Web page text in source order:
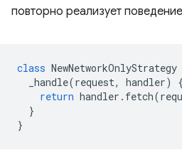
повторно реализует поведение
class NewNetworkOnlyStrategy
_handle(request, handler)
{
return handler . fetch(
}
}